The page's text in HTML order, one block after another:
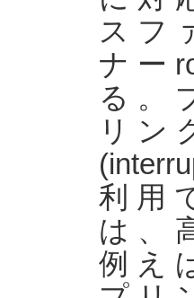
ス フ
ナ ー
る 。
リ ン
利 用
は 、
例 え